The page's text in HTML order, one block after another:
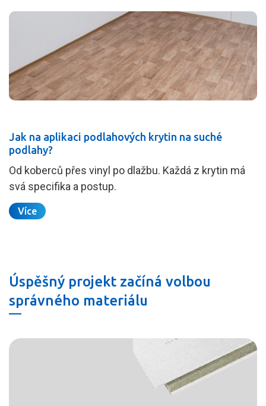
Jak na aplikaci podlahových krytin na suché
podlahy?
Od koberců přes vinyl po dlažbu. Každá z krytin má
svá specifika a postup.
Více
Úspěšný projekt začíná volbou
správného materiálu